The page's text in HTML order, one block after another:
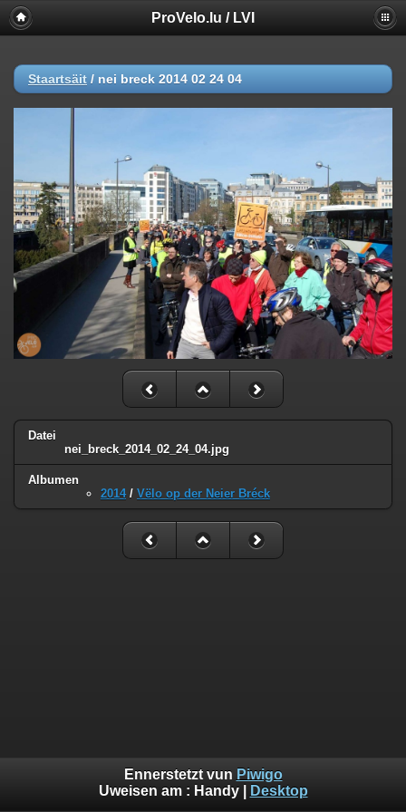
ProVelo.lu / LVI
Staartsäit / nei breck 2014 02 24 04
Datei
nei_breck_2014_02_24_04.jpg
Albumen
2014/ Vëlo op der Neier Bréck
Ennerstetzt vun Piwigo
Uweisen am : Handy| Desktop